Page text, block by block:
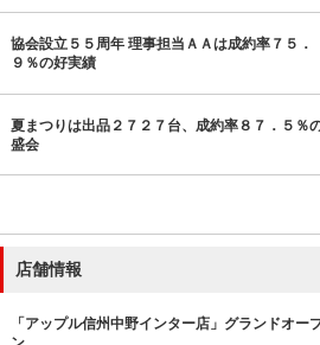
協会設立５５周年 理事担当ＡＡは成約率７５．
９％の好実績
夏まつりは出品２７２７台、成約率８７．５％
盛会
店舗情報
「アップル信州中野インター店」グランドオー